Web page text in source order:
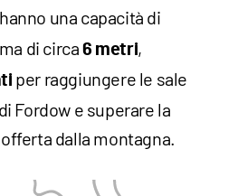
una capacità di
di circa6 metri,
per raggiungere le sale
Fordow e superare la
dalla montagna.